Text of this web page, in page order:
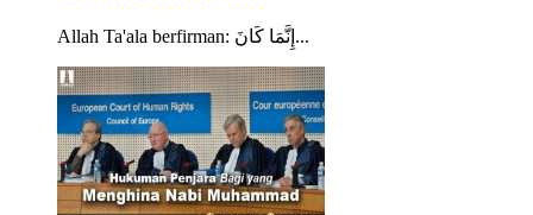
Allah Ta'ala berfirman: إِنَّمَا كَانَ...